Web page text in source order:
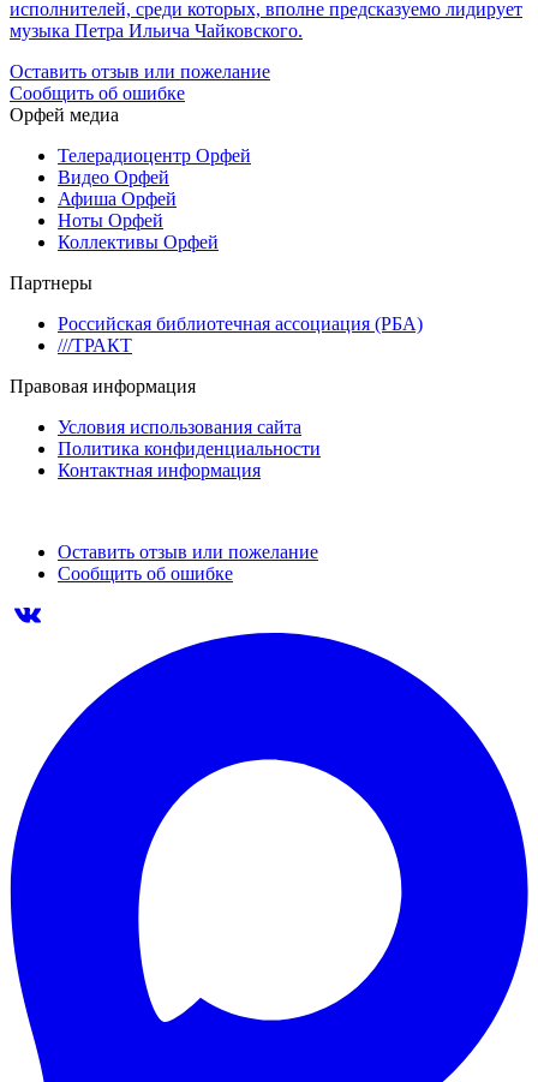
исполнителей, среди которых, вполне предсказуемо лидирует
музыка Петра Ильича Чайковского.
Оставить отзыв или пожелание
Сообщить об ошибке
Орфей медиа
Телерадиоцентр Орфей
Видео Орфей
Афиша Орфей
Ноты Орфей
Коллективы Орфей
Партнеры
Российская библиотечная ассоциация (РБА)
///ТРАКТ
Правовая информация
Условия использования сайта
Политика конфиденциальности
Контактная информация
Оставить отзыв или пожелание
Сообщить об ошибке